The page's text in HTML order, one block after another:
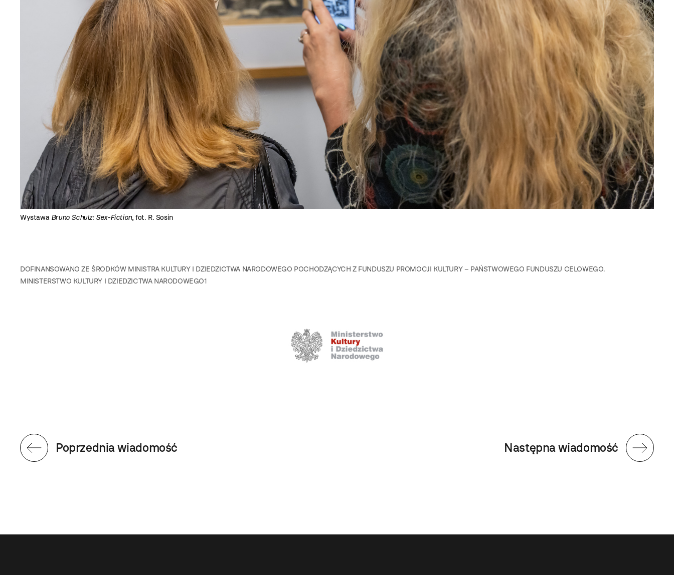
Wystawa Bruno Schulz: Sex-Fiction, fot. R. Sosin
DOFINANSOWANO ZE ŚRODKÓW MINISTRA KULTURY I DZIEDZICTWA NARODOWEGO POCHODZĄCYCH Z FUNDUSZU PROMOCJI KULTURY – PAŃSTWOWEGO FUNDUSZU CELOWEGO.
MINISTERSTWO KULTURY I DZIEDZICTWA NARODOWEGO1
Następna wiadomość
Poprzednia wiadomość